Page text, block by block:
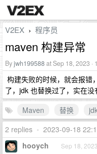
V2EX › 程序员
maven 构建异常
Byjwh199588at Sep 18, 2023 ·
构建失败的时候，就会报错
了，jdk 也替换过了，实在没
Maven
替换
2 replies • 2023-09-18
hooych Sep 18, 2023